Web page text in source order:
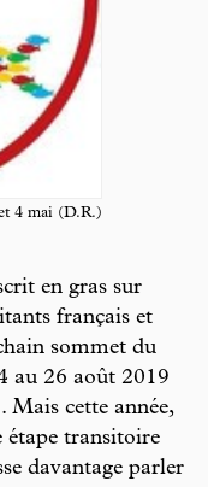
4 mai (D.R.)
en gras sur
français et
sommet du
au 26 août 2019
Mais cette année,
étape transitoire
davantage parler